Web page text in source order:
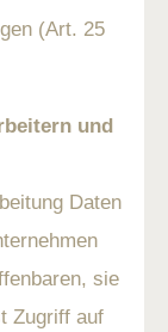
(Art. 25
und
Daten
sie
Zugriff auf